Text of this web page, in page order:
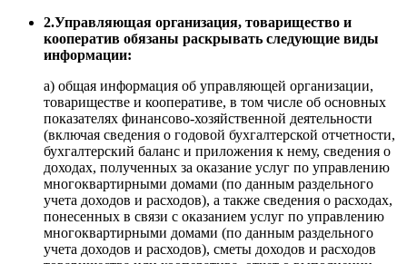
2.Управляющая организация, товарищество и
кооператив обязаны раскрывать следующие виды
информации:
а) общая информация об управляющей организации,
товариществе и кооперативе, в том числе об основных
показателях финансово-хозяйственной деятельности
(включая сведения о годовой бухгалтерской отчетности,
бухгалтерский баланс и приложения к нему, сведения о
доходах, полученных за оказание услуг по управлению
многоквартирными домами (по данным раздельного
учета доходов и расходов), а также сведения о расходах,
понесенных в связи с оказанием услуг по управлению
многоквартирными домами (по данным раздельного
учета доходов и расходов), сметы доходов и расходов